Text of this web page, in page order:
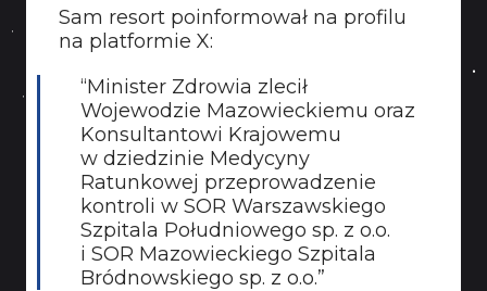
Sam resort poinformował na profilu
na platformie X:
“Minister Zdrowia zlecił
Wojewodzie Mazowieckiemu oraz
Konsultantowi Krajowemu
w dziedzinie Medycyny
Ratunkowej przeprowadzenie
kontroli w SOR Warszawskiego
Szpitala Południowego sp. z o.o.
i SOR Mazowieckiego Szpitala
Bródnowskiego sp. z o.o.”